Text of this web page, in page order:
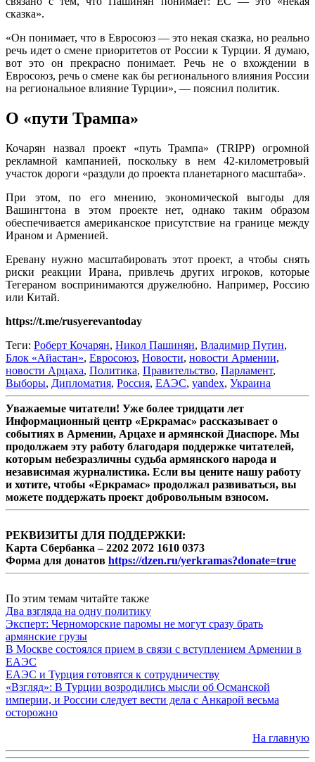
сказка».
«Он понимает, что в Евросоюз — это некая сказка, но реально
речь идет о смене приоритетов от России к Турции. Я думаю,
вот это он прекрасно понимает. Речь не о вхождении в
Евросоюз, речь о смене как бы регионального влияния России
на региональное влияние Турции», — пояснил политик.
О «пути Трампа»
Кочарян назвал проект «путь Трампа» (TRIPP) огромной
рекламной кампанией, поскольку в нем 42-километровый
участок дороги «раздули до проекта планетарного масштаба».
При этом, по его мнению, экономической выгоды для
Вашингтона в этом проекте нет, однако таким образом
обеспечивается американское присутствие на границе между
Ираном и Арменией.
Еревану нужно масштабировать этот проект, а чтобы снять
риски реакции Ирана, привлечь других игроков, которые
Тегераном воспринимаются дружелюбно. Например, Россию
или Китай.
https://t.me/rusyerevantoday
Теги: Роберт Кочарян, Никол Пашинян, Владимир Путин,
Блок «Айастан», Евросоюз, Новости, новости Армении,
новости Арцаха, Политика, Правительство, Парламент,
Выборы, Дипломатия, Россия, ЕАЭС, yandex, Украина
Уважаемые читатели! Уже более тридцати лет
Информационный центр «Еркрамас» рассказывает о
событиях в Армении, Арцахе и армянской Диаспоре. Мы
продолжаем эту работу благодаря поддержке читателей,
которым небезразличны судьба армянского народа и
независимая журналистика. Если вы цените нашу работу
и хотите, чтобы «Еркрамас» продолжал развиваться, вы
можете поддержать проект добровольным взносом.
РЕКВИЗИТЫ ДЛЯ ПОДДЕРЖКИ:
Карта Сбербанка – 2202 2072 1610 0373
Форма для донатов https://dzen.ru/yerkramas?donate=true
По этим темам читайте также
Два взгляда на одну политику
Эксперт: Черноморские паромы не могут сразу брать
армянские грузы
В Москве состоялся прием в связи с вступлением Армении в
ЕАЭС
ЕАЭС и Турция готовятся к сотрудничеству
«Взгляд»: В Турции возродились мысли об Османской
империи, и России следует вести дела с Анкарой весьма
осторожно
На главную